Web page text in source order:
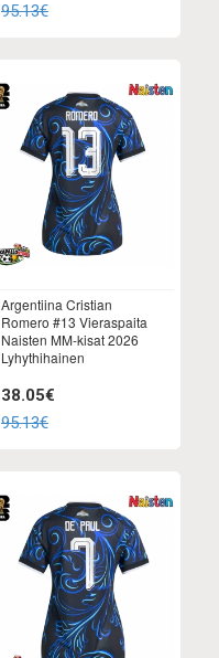
95.13€
Argentiina Cristian
Romero #13 Vieraspaita
Naisten MM-kisat 2026
Lyhythihainen
38.05€
95.13€